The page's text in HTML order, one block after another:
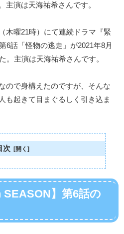
主演は天海祐希さんです。
木曜21時）にて連続ドラマ『緊
6話「怪物の逃走」が2021年8月
。主演は天海祐希さんです。
ので身構えたのですが、そんな
も起きて目まぐるしく引き込ま
次
SEASON】第6話の